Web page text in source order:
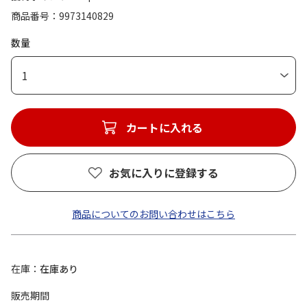
商品番号
9973140829
数量
1
カートに入れる
お気に入りに登録する
商品についてのお問い合わせはこちら
在庫
在庫あり
販売期間